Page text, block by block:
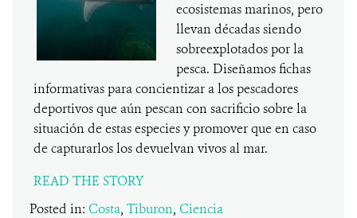
ecosistemas marinos, pero
llevan décadas siendo
sobreexplotados por la
pesca. Diseñamos fichas
informativas para concientizar a los pescadores
deportivos que aún pescan con sacrificio sobre la
situación de estas especies y promover que en caso
de capturarlos los devuelvan vivos al mar.
READ THE STORY
Posted in: Costa, Tiburon, Ciencia